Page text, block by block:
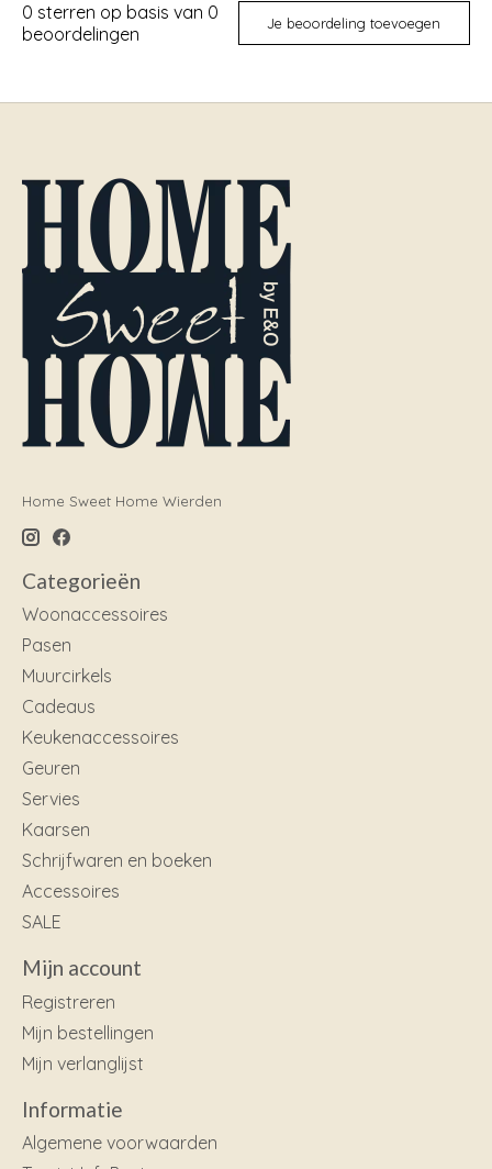
0 sterren op basis van 0
beoordelingen
Je beoordeling toevoegen
Home Sweet Home Wierden
Categorieën
Woonaccessoires
Pasen
Muurcirkels
Cadeaus
Keukenaccessoires
Geuren
Servies
Kaarsen
Schrijfwaren en boeken
Accessoires
SALE
Mijn account
Registreren
Mijn bestellingen
Mijn verlanglijst
Informatie
Algemene voorwaarden